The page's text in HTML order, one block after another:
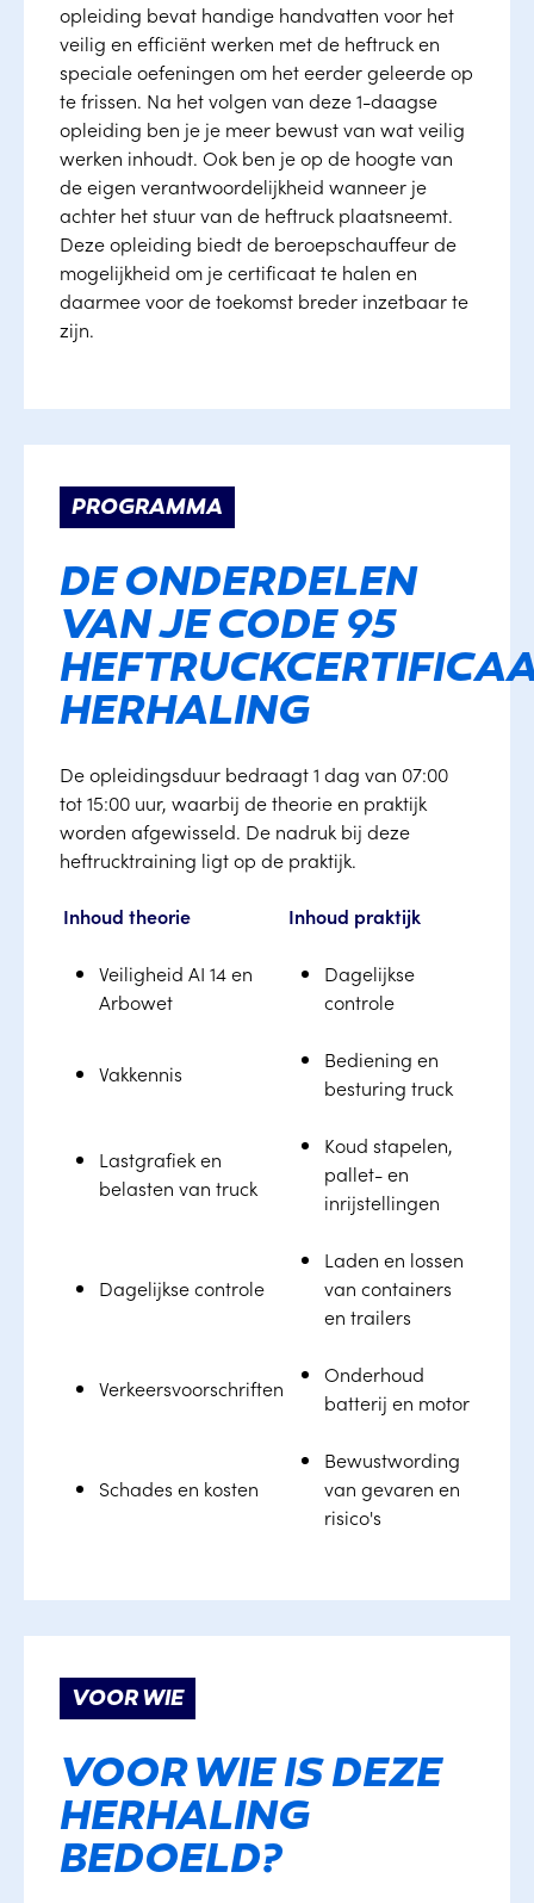
opleiding bevat handige handvatten voor het
veilig en efficiënt werken met de heftruck en
speciale oefeningen om het eerder geleerde op
te frissen. Na het volgen van deze 1-daagse
opleiding ben je je meer bewust van wat veilig
werken inhoudt. Ook ben je op de hoogte van
de eigen verantwoordelijkheid wanneer je
achter het stuur van de heftruck plaatsneemt.
Deze opleiding biedt de beroepschauffeur de
mogelijkheid om je certificaat te halen en
daarmee voor de toekomst breder inzetbaar te
zijn.
PROGRAMMA
DE ONDERDELEN
VAN JE CODE 95
HERHALING
De opleidingsduur bedraagt 1 dag van 07:00
tot 15:00 uur, waarbij de theorie en praktijk
worden afgewisseld. De nadruk bij deze
heftrucktraining ligt op de praktijk.
Inhoud theorie Inhoud praktijk
Veiligheid AI 14 en
Arbowet
Dagelijkse
controle
Vakkennis
Bediening en
besturing truck
Lastgrafiek en
belasten van truck
Koud stapelen,
pallet- en
inrijstellingen
Dagelijkse controle
Laden en lossen
van containers
en trailers
Verkeersvoorschriften
Onderhoud
batterij en motor
Schades en kosten
Bewustwording
van gevaren en
risico's
VOOR WIE
VOOR WIE IS DEZE
HERHALING
BEDOELD?